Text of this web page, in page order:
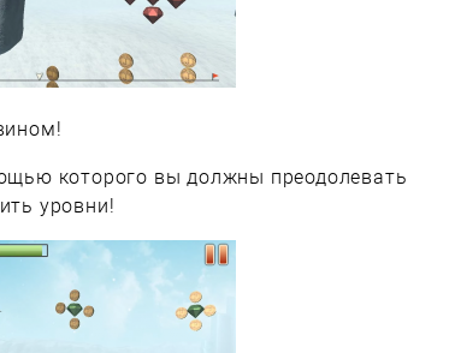
которого вы должны преодолевать
уровни!